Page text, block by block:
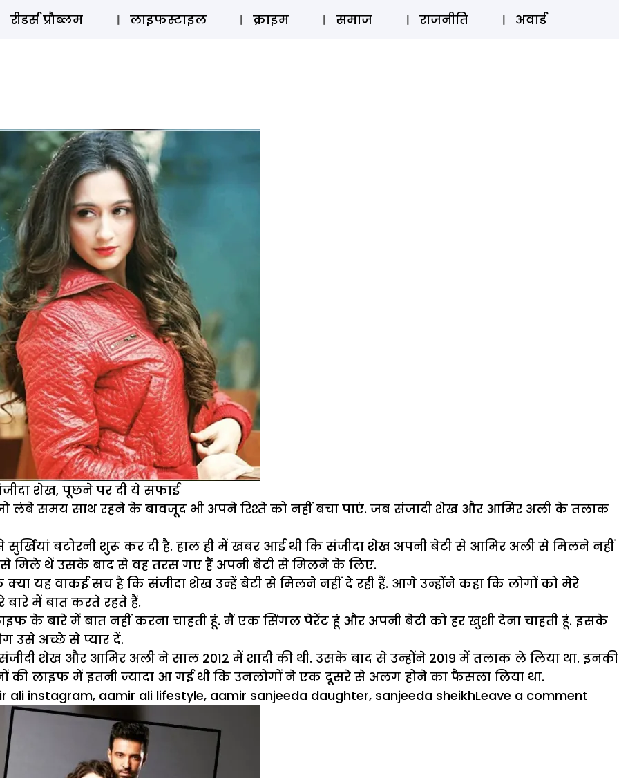
ऑडियो स्टोरी लॉग इन ⚲ SUBSCRIBE
रीडर्स प्रौब्लम लाइफस्टाइल क्राइम समाज राजनीति अवार्ड
शेख, पूछने पर दी ये सफाई
समय साथ रहने के बावजूद भी अपने रिश्ते को नहीं बचा पाएं. जब संजादी शेख और आमिर अली के तलाक
बटोरनी शुरू कर दी है. हाल ही में खबर आई थी कि संजीदा शेख अपनी बेटी से आमिर अली से मिलने नहीं
मिले थें उसके बाद से वह तरस गए हैं अपनी बेटी से मिलने के लिए.
यह वाकई सच है कि संजीदा शेख उन्हें बेटी से मिलने नहीं दे रही हैं. आगे उन्होंने कहा कि लोगों को मेरे
में बात करते रहते हैं.
के बारे में बात नहीं करना चाहती हूं. मैं एक सिंगल पेरेंट हूं और अपनी बेटी को हर खुशी देना चाहती हूं. इसके
उसे अच्छे से प्यार दें.
शेख और आमिर अली ने साल 2012 में शादी की थी. उसके बाद से उन्होंने 2019 में तलाक ले लिया था. इनकी
की लाइफ में इतनी ज्यादा आ गई थी कि उनलोगों ने एक दूसरे से अलग होने का फैसला लिया था.
ali instagram, aamir ali lifestyle, aamir sanjeeda daughter, sanjeeda sheikhLeave a comment